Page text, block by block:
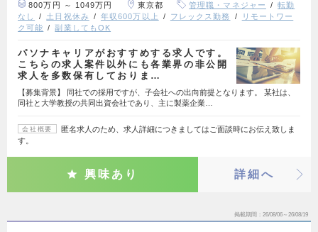
800万円 ～ 1049万円 東京都 管理職・マネジャー
転勤
なし
土日祝休み 年収600万以上 フレックス勤務
リモートワー
ク可能
副業してもOK
パソナキャリアがおすすめする求人です。
こちらの求人案件以外にも各業界の非公開
求人を多数保有しておりま…
【募集背景】 同社での採用ですが、子会社への出向前提となります。 某社は、
同社と大学教授の共同出資会社であり、主に製薬企業…
会社概要
匿名求人のため、求人詳細につきましてはご面談時にお伝え致しま
す。
興味あり 詳細へ
掲載期間 26/08/06～26/08/19